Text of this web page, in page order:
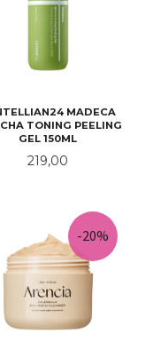
MADECA
TONING PEELING
GEL 150ML
Pris
219,00
-20%